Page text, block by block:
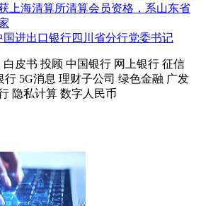
上海清算所清算会员资格，系山东省
国进出口银行四川省分行党委书记
白皮书 投顾 中国银行 网上银行 征信
行 5G消息 理财子公司 绿色金融 广发
隐私计算 数字人民币